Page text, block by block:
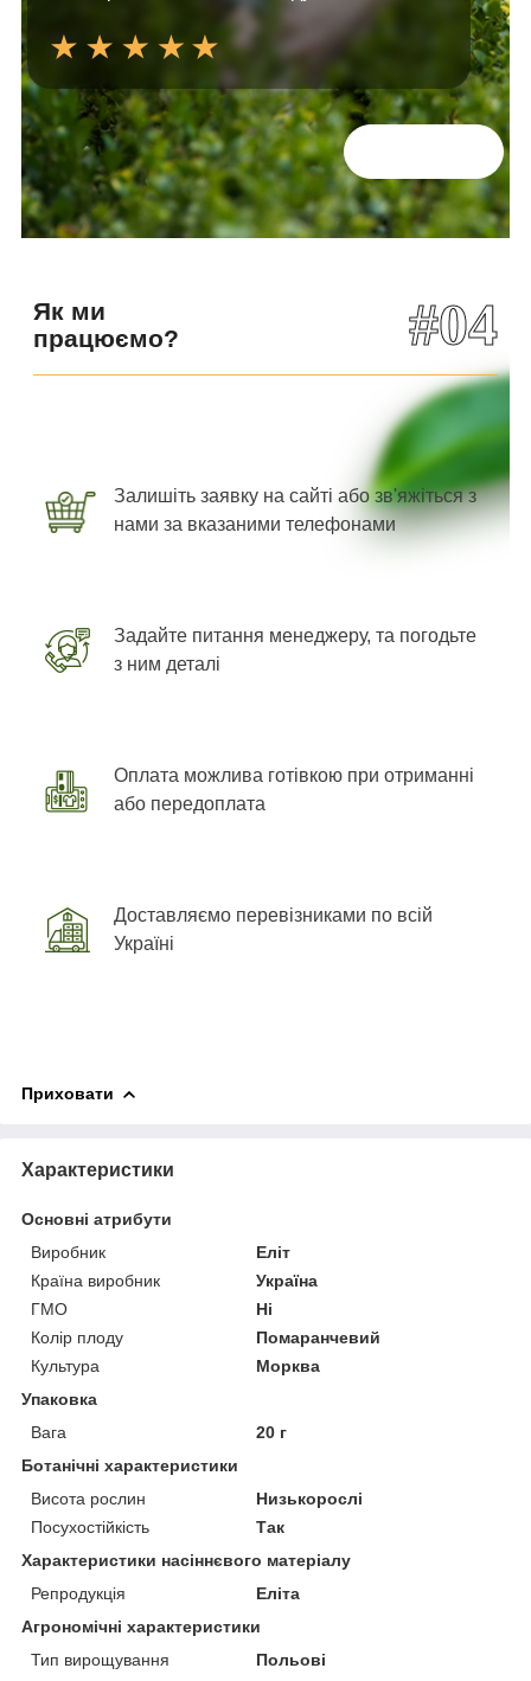
Як ми
працюємо?
#04
Залишіть заявку на сайті або зв'яжіться з
нами за вказаними телефонами
Задайте питання менеджеру, та погодьте
з ним деталі
Оплата можлива готівкою при отриманні
або передоплата
Доставляємо перевізниками по всій
Україні
Приховати
Характеристики
Основні атрибути
Виробник
Еліт
Країна виробник
Україна
ГМО
Ні
Колір плоду
Помаранчевий
Культура
Морква
Упаковка
Вага
20 г
Ботанічні характеристики
Висота рослин
Низькорослі
Посухостійкість
Так
Характеристики насіннєвого матеріалу
Репродукція
Еліта
Агрономічні характеристики
Тип вирощування
Польові